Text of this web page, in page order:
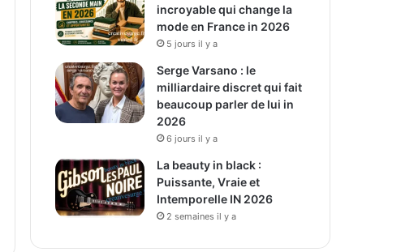
incroyable qui change la
mode en France in 2026
5 jours il y a
Serge Varsano : le
milliardaire discret qui fait
beaucoup parler de lui in
2026
6 jours il y a
La beauty in black :
Puissante, Vraie et
Intemporelle IN 2026
2 semaines il y a